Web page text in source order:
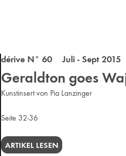
dérive N° 60 Juli - Sept 2015
Geraldton goes
Kunstinsert von Pia Lanzinger
Seite 32-36
ARTIKEL LESEN